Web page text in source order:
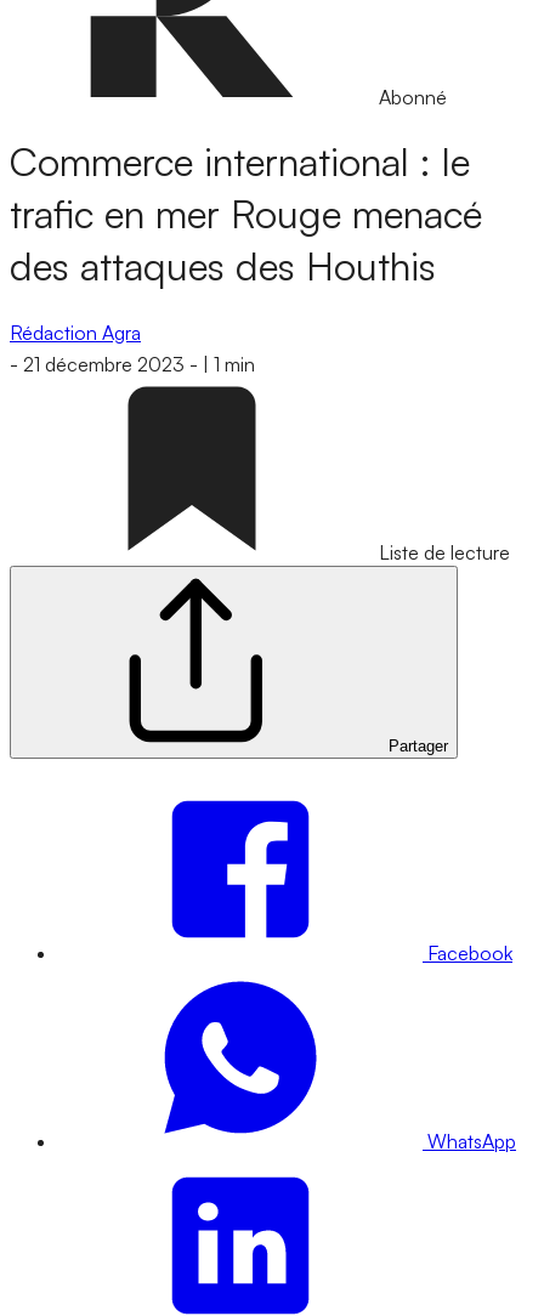
Abonné
Commerce international : le
trafic en mer Rouge menacé
des attaques des Houthis
Rédaction Agra
- 21 décembre 2023 - 1 min
Liste de lecture
Partager
Facebook
WhatsApp